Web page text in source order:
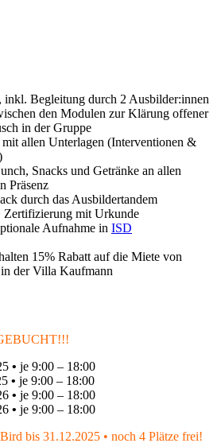
inkl. Begleitung durch 2 Ausbilder:innen
den Modulen zur Klärung offener
in der Gruppe
allen Unterlagen (Interventionen &
Snacks und Getränke an allen
Präsenz
durch das Ausbildertandem
Zertifizierung mit Urkunde
Aufnahme in ISD
15% Rabatt auf die Miete von
der Villa Kaufmann
• je 9:00 – 18:00
• je 9:00 – 18:00
• je 9:00 – 18:00
• je 9:00 – 18:00
bis 31.12.2025 • noch 4 Plätze frei!